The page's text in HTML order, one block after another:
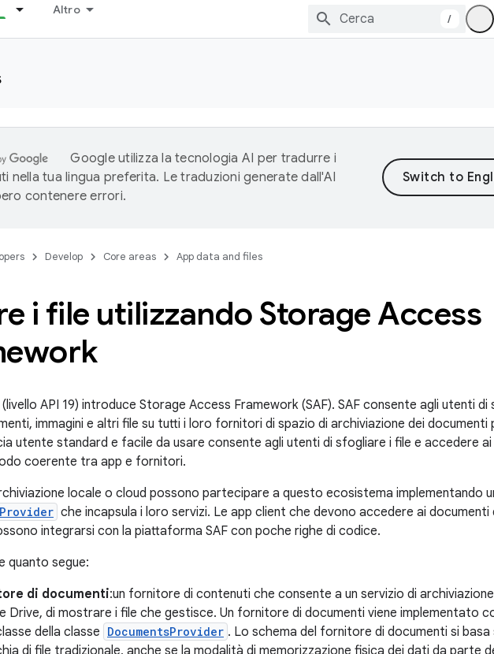
Altro
/
Google utilizza la tecnologia AI per tradurre i
nella tua lingua preferita. Le traduzioni generate dall'AI
contenere errori.
Develop Core areas App data and files
i file utilizzando Storage Access
API 19) introduce Storage Access Framework (SAF). SAF consente agli utenti di
immagini e altri file su tutti i loro fornitori di spazio di archiviazione dei documenti
utente standard e facile da usare consente agli utenti di sfogliare i file e accedere ai
coerente tra app e fornitori.
locale o cloud possono partecipare a questo ecosistema implementando
che incapsula i loro servizi. Le app client che devono accedere ai documenti
integrarsi con la piattaforma SAF con poche righe di codice.
quanto segue:
di documenti:un fornitore di contenuti che consente a un servizio di
Drive, di mostrare i file che gestisce. Un fornitore di documenti viene implementato
della classe DocumentsProvider . Lo schema del fornitore di documenti si basa
di file tradizionale, anche se la modalità di memorizzazione fisica dei dati da parte